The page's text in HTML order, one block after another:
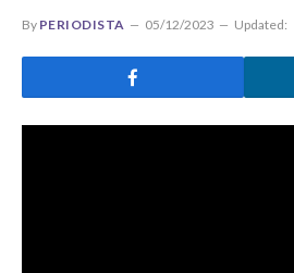
By PERIODISTA 05/12/2023 Updated: